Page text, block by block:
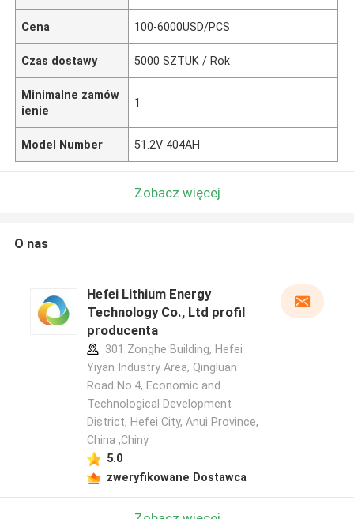
Cena 100-6000USD/PCS
Czas dostawy 5000 SZTUK / Rok
Minimalne zamów
ienie
1
Model Number 51.2V 404AH
Zobacz więcej
O nas
Hefei Lithium Energy
Technology Co., Ltd profil
producenta
301 Zonghe Building, Hefei
Yiyan Industry Area, Qingluan
Road No.4, Economic and
Technological Development
District, Hefei City, Anui Province,
China ,Chiny
5.0
zweryfikowane Dostawca